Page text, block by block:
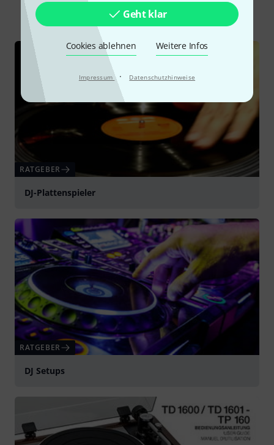
Geht klar
Cookies ablehnen Weitere Infos
Impressum · Datenschutzhinweise
Ratgeber Downloads
RATGEBER
DJ-Plattenspieler
RATGEBER
DJ Setups